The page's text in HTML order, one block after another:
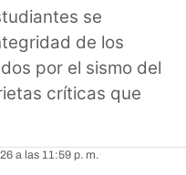
se
de los
por el sismo del
críticas que
a las 11:59 p. m.